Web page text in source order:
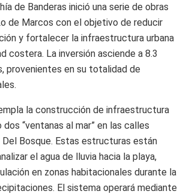
de Banderas inició una serie de obras
de Marcos con el objetivo de reducir
y fortalecer la infraestructura urbana
costera. La inversión asciende a 8.3
provenientes en su totalidad de
la construcción de infraestructura
“ventanas al mar” en las calles
Del Bosque. Estas estructuras están
el agua de lluvia hacia la playa,
en zonas habitacionales durante la
El sistema operará mediante